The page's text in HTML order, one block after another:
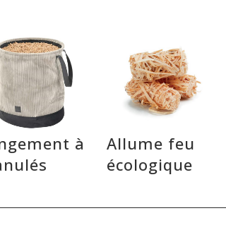
à
Allume feu
écologique